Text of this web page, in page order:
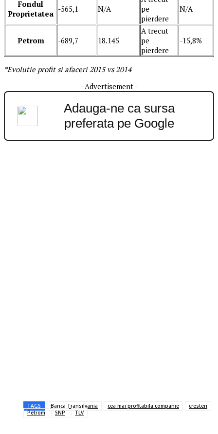
Fondul
Proprietatea -565,1 N/A
pe
pierdere
N/A
Petrom -689,7 18.145
A trecut
pe
pierdere
-15,8%
*Evolutie profit si afaceri 2015 vs 2014
- Advertisement -
Adauga-ne ca sursa
preferata pe Google
TAGS Banca Transilvania cea mai profitabila companie
cresteri
Petrom
SNP TLV